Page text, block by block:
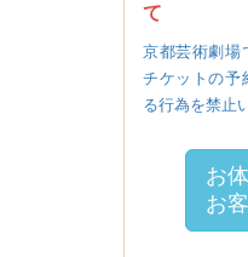
て
京都芸術劇場
チケットの予
る行為を禁止
お
お